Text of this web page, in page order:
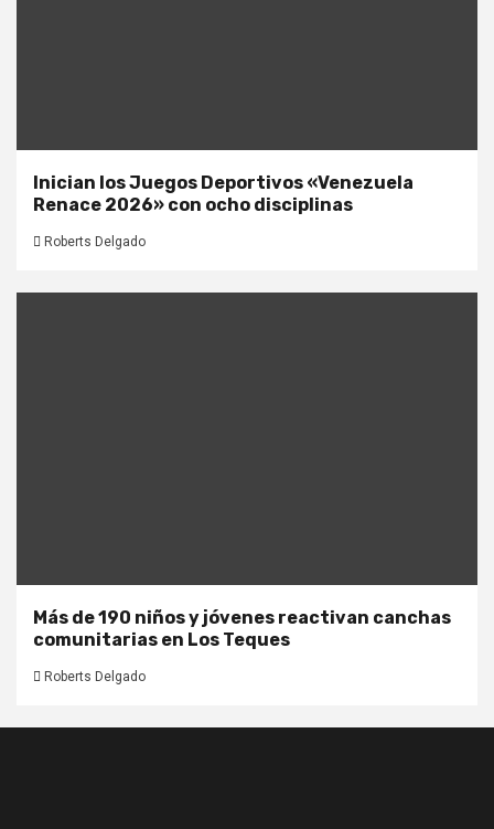
Inician los Juegos Deportivos «Venezuela
Renace 2026» con ocho disciplinas
Roberts Delgado
Más de 190 niños y jóvenes reactivan canchas
comunitarias en Los Teques
Roberts Delgado